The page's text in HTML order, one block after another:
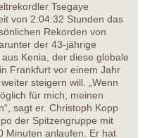
Tsegaye
von 2:04:32 Stunden das
Rekorden von
der 43-jährige
Kenia, der diese globale
Frankfurt vor einem Jahr
steigern will. „Wenn
für mich, meinen
sagt er. Christoph Kopp
der Spitzengruppe mit
Minuten anlaufen. Er hat